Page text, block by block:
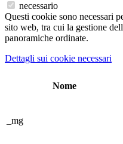
necessario
Questi cookie sono necessari
sito web, tra cui la gestione
panoramiche ordinate.
Dettagli sui cookie necessari
Nome
_mg